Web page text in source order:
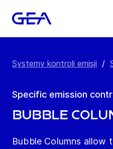
Systemy kontroli emisji /
Specific emission
Bubble
Bubble Columns allow